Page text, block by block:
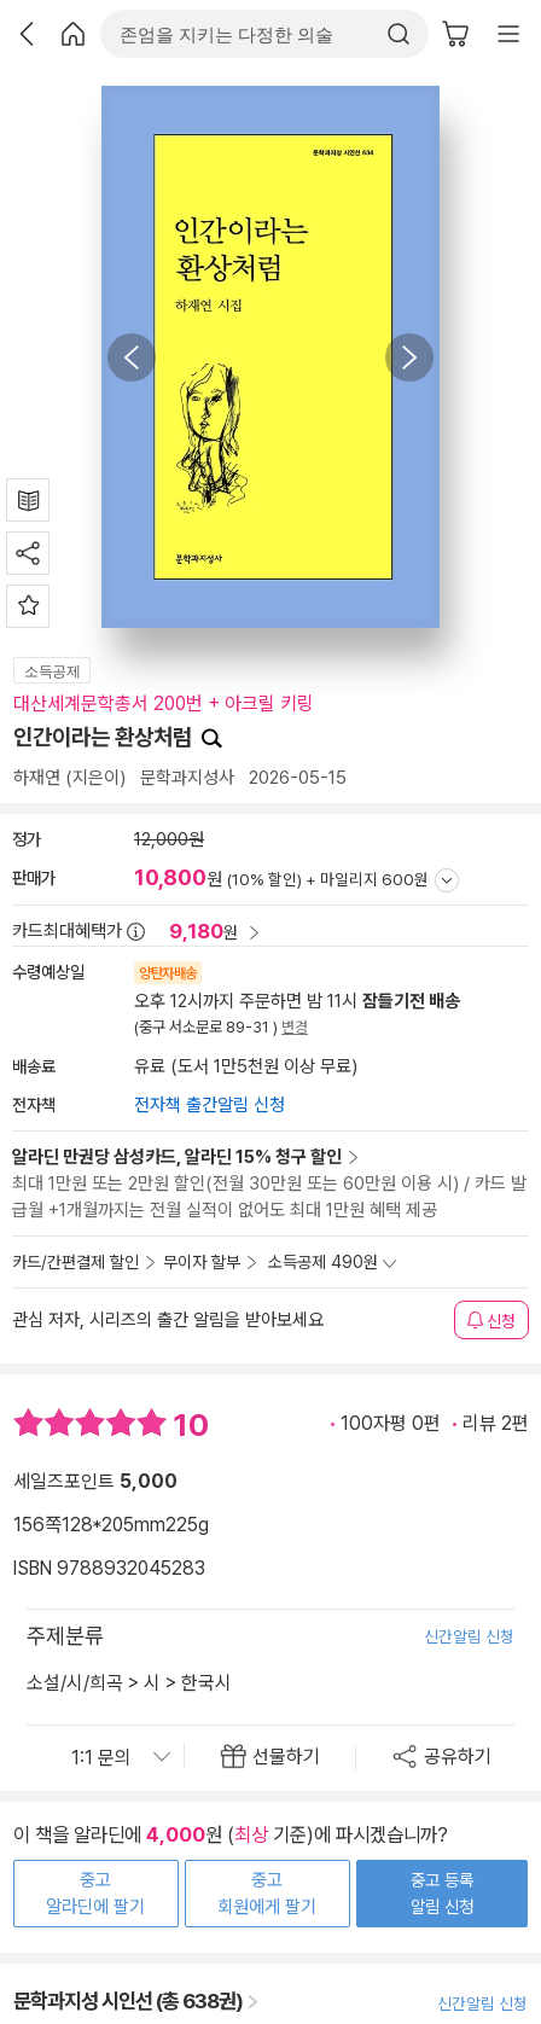
소득공제
대산세계문학총서 200번 + 아크릴 키링
인간이라는 환상처럼
하재연 (지은이) 문학과지성사 2026-05-15
정가 12,000원
판매가 10,800원 (10% 할인) + 마일리지 600원
카드최대혜택가 9,180원
수령예상일 양탄자배송
오후 12시까지 주문하면 밤 11시 잠들기전 배송
(중구 서소문로 89-31 ) 변경
배송료 유료 (도서 1만5천원 이상 무료)
전자책 전자책 출간알림 신청
알라딘 만권당 삼성카드, 알라딘 15% 청구 할인
최대 1만원 또는 2만원 할인(전월 30만원 또는 60만원 이용 시) / 카드 발
급월 +1개월까지는 전월 실적이 없어도 최대 1만원 혜택 제공
카드/간편결제 할인 무이자 할부 소득공제 490원
관심 저자, 시리즈의 출간 알림을 받아보세요 신청
10 100자평 0편 리뷰 2편
세일즈포인트 5,000
156쪽128*205mm225g
ISBN 9788932045283
주제분류 신간알림 신청
소설/시/희곡 > 시 > 한국시
선물하기 공유하기
이 책을 알라딘에 4,000원 (최상기준)에 파시겠습니까?
중고
알라딘에 팔기
중고
회원에게 팔기
중고 등록
알림 신청
문학과지성 시인선 (총 638권) 신간알림 신청